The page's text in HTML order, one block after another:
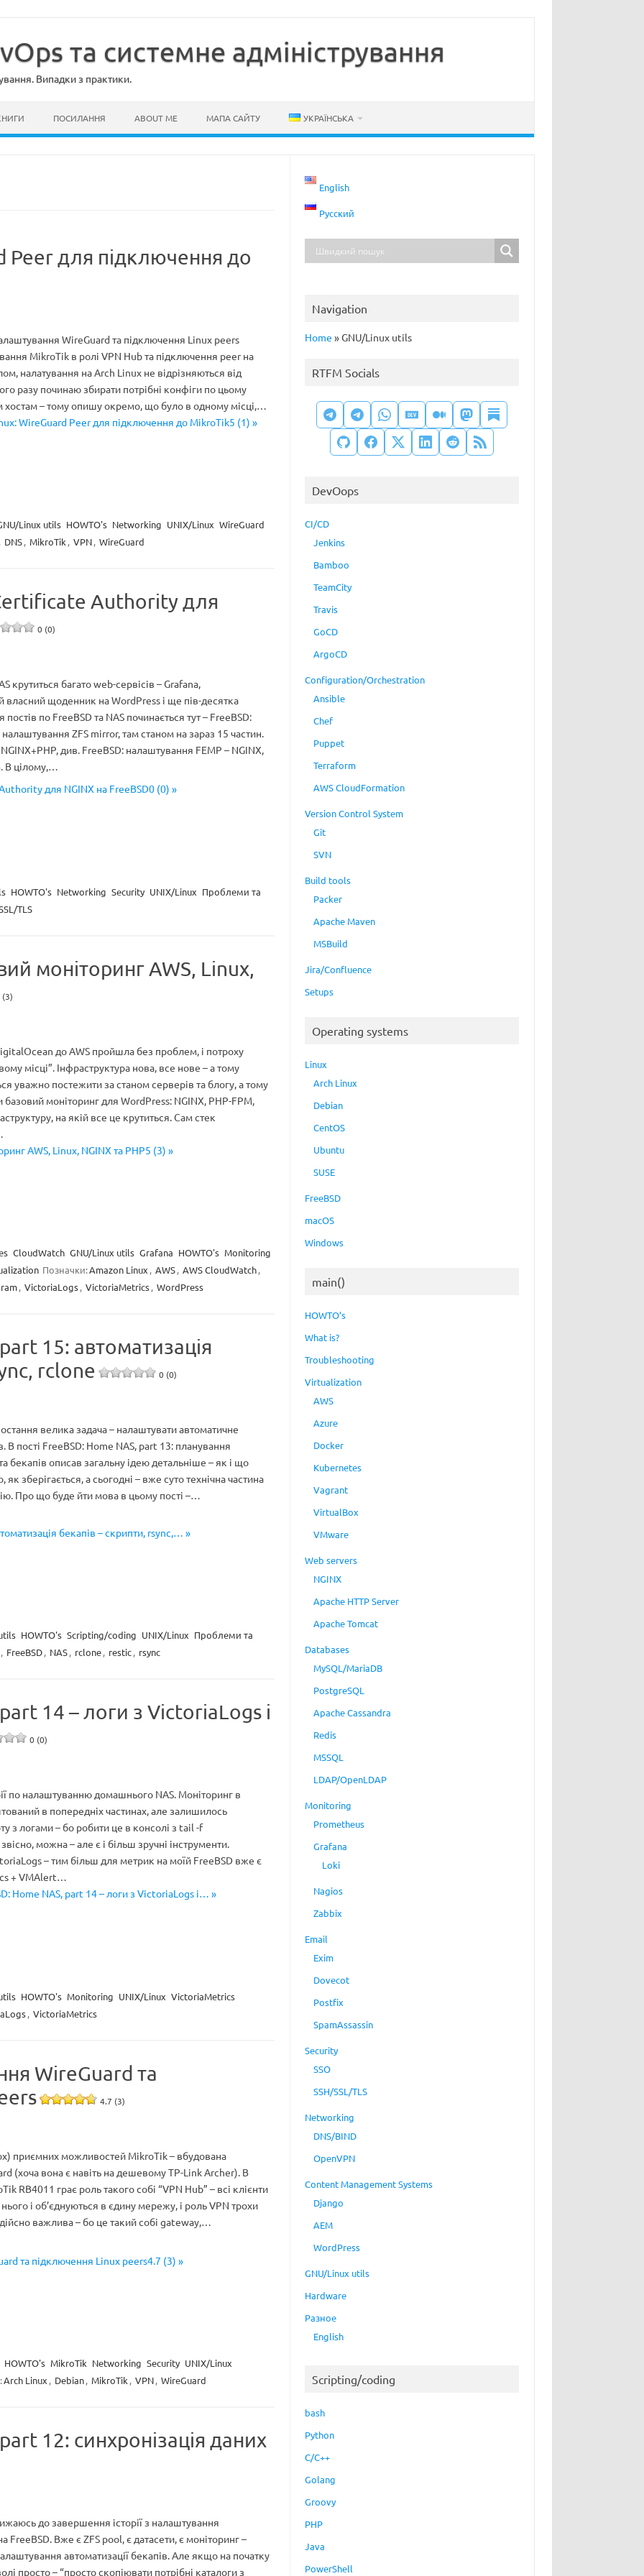
та системне адміністрування
Випадки з практики.
ПОСИЛАННЯ ABOUT ME МАПА САЙТУ УКРАЇНСЬКА
Peer для підключення до
WireGuard та підключення Linux peers
MikroTik в ролі VPN Hub та підключення peer на
налатування на Arch Linux не відрізняються від
разу починаю збирати потрібні конфіги по цьому
хостам – тому опишу окремо, що було в одному місці,…
WireGuard Peer для підключення до MikroTik5 (1) »
Linux utils HOWTO's Networking UNIX/Linux WireGuard
DNS, MikroTik , VPN, WireGuard
Authority для
0 (0)
крутиться багато web-сервісів – Grafana,
щоденник на WordPress і ще пів-десятка
постів по FreeBSD та NAS починається тут – FreeBSD:
ZFS mirror, там станом на зараз 15 частин.
див. FreeBSD: налаштування FEMP – NGINX,
В цілому,…
для NGINX на FreeBSD0 (0) »
HOWTO's Networking Security UNIX/Linux Проблеми та
TLS
моніторинг AWS, Linux,
(3)
до AWS пройшла без проблем, і потроху
місці”. Інфраструктура нова, все нове – а тому
уважно постежити за станом серверів та блогу, а тому
базовий моніторинг для WordPress: NGINX, PHP-FPM,
на якій все це крутиться. Сам стек
AWS, Linux, NGINX та PHP5 (3) »
CloudWatch GNU/Linux utils Grafana HOWTO's Monitoring
Позначки:Amazon Linux , AWS, AWS CloudWatch,
, VictoriaLogs, VictoriaMetrics, WordPress
15: автоматизація
rclone
0 (0)
велика задача – налаштувати автоматичне
В пості FreeBSD: Home NAS, part 13: планування
бекапів описав загальну ідею детальніше – як і що
зберігається, а сьогодні – вже суто технічна частина
Про що буде йти мова в цьому пості –…
бекапів – скрипти, rsync,… »
HOWTO's Scripting/coding UNIX/Linux Проблеми та
, FreeBSD, NAS, rclone, restic, rsync
14 – логи з VictoriaLogs і
0 (0)
по налаштуванню домашнього NAS. Моніторинг в
в попередніх частинах, але залишилось
з логами – бо робити це в консолі з tail -f
можна – але є і більш зручні інструменти.
– тим більш для метрик на моїй FreeBSD вже є
+ VMAlert…
Home NAS, part 14 – логи з VictoriaLogs і… »
HOWTO's Monitoring UNIX/Linux VictoriaMetrics
, VictoriaMetrics
WireGuard та
4.7 (3)
приємних можливостей MikroTik – вбудована
(хоча вона є навіть на дешевому TP-Link Archer). В
RB4011 грає роль такого собі “VPN Hub” – всі клієнти
і об’єднуються в єдину мережу, і роль VPN трохи
важлива – бо це такий собі gateway,…
та підключення Linux peers4.7 (3) »
HOWTO's MikroTik Networking Security UNIX/Linux
Arch Linux , Debian, MikroTik , VPN, WireGuard
12: синхронізація даних
до завершення історії з налаштування
FreeBSD. Вже є ZFS pool, є датасети, є моніторинг –
автоматизації бекапів. Але якщо на початку
просто – “просто скопіювати потрібні каталоги з
English
Русский
Navigation
Home »GNU/Linux utils
RTFM Socials
DevOops
CI/CD
Jenkins
Bamboo
TeamCity
Travis
GoCD
ArgoCD
Configuration/Orchestration
Ansible
Chef
Puppet
Terraform
AWS CloudFormation
Version Control System
Git
SVN
Build tools
Packer
Apache Maven
MSBuild
Jira/Confluence
Setups
Operating systems
Linux
Arch Linux
Debian
CentOS
Ubuntu
SUSE
FreeBSD
macOS
Windows
main()
HOWTO’s
What is?
Troubleshooting
Virtualization
AWS
Azure
Docker
Kubernetes
Vagrant
VirtualBox
VMware
Web servers
NGINX
Apache HTTP Server
Apache Tomcat
Databases
MySQL/MariaDB
PostgreSQL
Apache Cassandra
Redis
MSSQL
LDAP/OpenLDAP
Monitoring
Prometheus
Grafana
Loki
Nagios
Zabbix
Email
Exim
Dovecot
Postfix
SpamAssassin
Security
SSO
SSH/SSL/TLS
Networking
DNS/BIND
OpenVPN
Content Management Systems
Django
AEM
WordPress
GNU/Linux utils
Hardware
Разное
English
Scripting/coding
bash
Python
C/C++
Golang
Groovy
PHP
Java
PowerShell